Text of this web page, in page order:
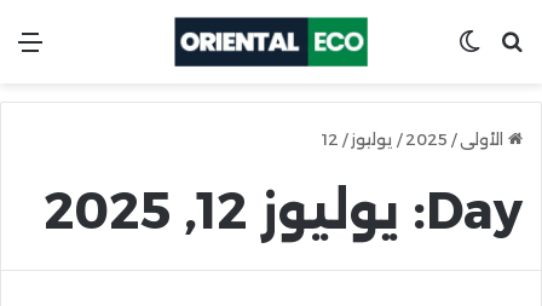
ابحث عنSwitch skin
الأولى /
2025
/ يوليوز /
12
Day: يوليوز 12, 2025